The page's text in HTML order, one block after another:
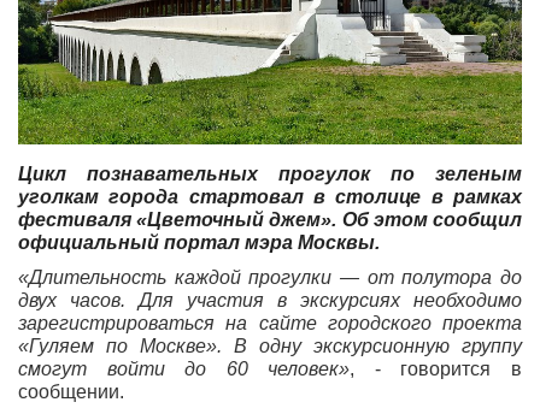
Цикл познавательных прогулок по зеленым
уголкам города стартовал в столице в рамках
фестиваля «Цветочный джем». Об этом сообщил
официальный портал мэра Москвы.
«Длительность каждой прогулки — от полутора до
двух часов. Для участия в экскурсиях необходимо
зарегистрироваться на сайте городского проекта
«Гуляем по Москве». В одну экскурсионную группу
смогут войти до 60 человек», - говорится в
сообщении.